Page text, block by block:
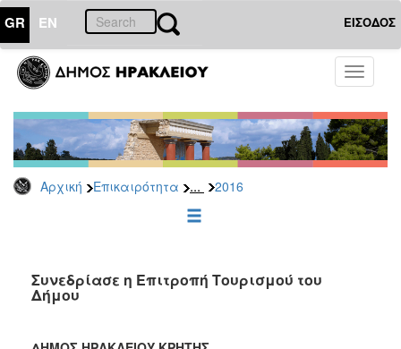
GR EN ΕΙΣΟΔΟΣ
Toggle
Αρχική Επικαιρότητα ... 2016
ΕΠΙΚΑΙΡΟΤΗΤΑ
Τύπου
Αρχείο
2026
2025
2022
2021
Συνεδρίασε η Επιτροπή Τουρισμού του
Δήμου